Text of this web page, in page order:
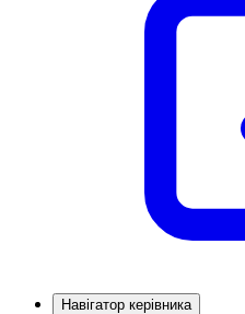
Навігатор керівника